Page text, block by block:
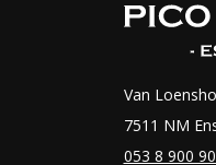
Van
7511 NM
053 8 900